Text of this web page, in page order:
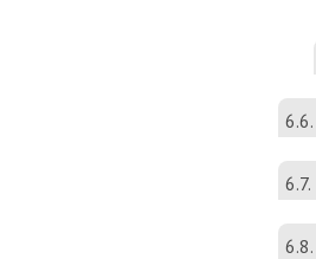
6.6.
6.7.
6.8.